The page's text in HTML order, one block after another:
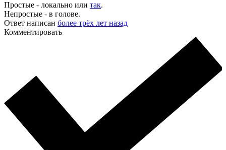
Простые - локально или так.
Непростые - в голове.
Ответ написан более трёх лет назад
Комментировать